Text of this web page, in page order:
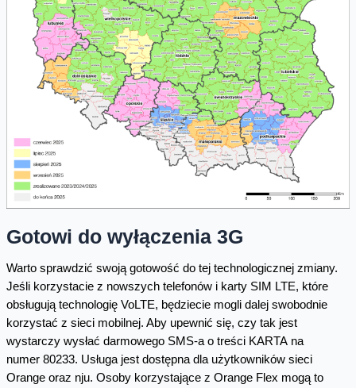
Gotowi do wyłączenia 3G
Warto sprawdzić swoją gotowość do tej technologicznej zmiany.
Jeśli korzystacie z nowszych telefonów i karty SIM LTE, które
obsługują technologię VoLTE, będziecie mogli dalej swobodnie
korzystać z sieci mobilnej. Aby upewnić się, czy tak jest
wystarczy wysłać darmowego SMS-a o treści KARTA na
numer 80233. Usługa jest dostępna dla użytkowników sieci
Orange oraz nju. Osoby korzystające z Orange Flex mogą to